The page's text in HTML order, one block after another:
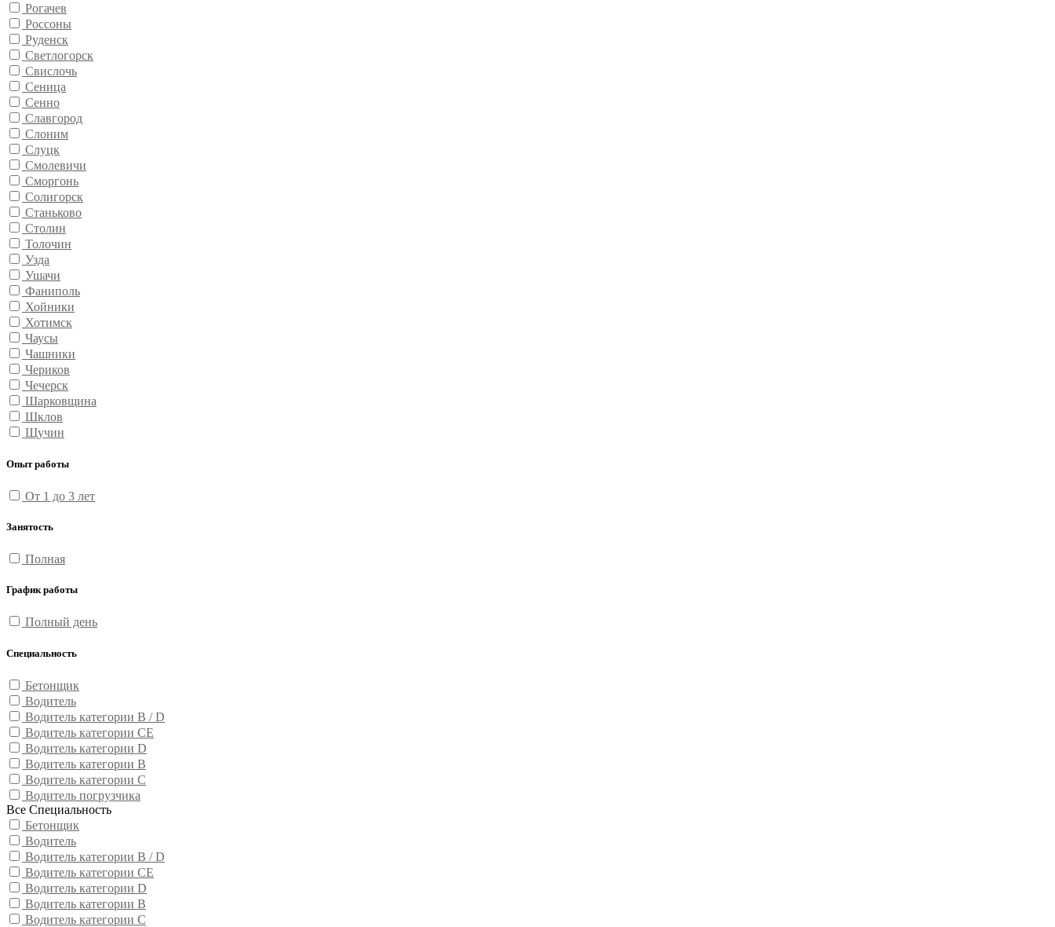
Рогачев
Россоны
Руденск
Светлогорск
Свислочь
Сеница
Сенно
Славгород
Слоним
Слуцк
Смолевичи
Сморгонь
Солигорск
Станьково
Столин
Толочин
Узда
Ушачи
Фаниполь
Хойники
Хотимск
Чаусы
Чашники
Чериков
Чечерск
Шарковщина
Шклов
Щучин
Опыт работы
От 1 до 3 лет
Занятость
Полная
График работы
Полный день
Специальность
Бетонщик
Водитель
Водитель категории B / D
Водитель категории CE
Водитель категории D
Водитель категории В
Водитель категории С
Водитель погрузчика
Все Специальность
Бетонщик
Водитель
Водитель категории B / D
Водитель категории CE
Водитель категории D
Водитель категории В
Водитель категории С